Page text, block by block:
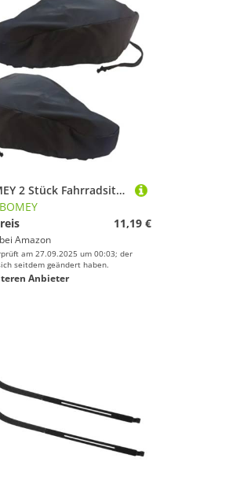
TOBBOMEY 2 Stück Fahrradsitzbezug Wasserdichtes Oxford Material Elastisch rutschfest Regenschutz Fahrradsattel Schutzhülle für Damen und Herren Outdoor Fahrradzubehör
11,19 €
Amazon
am 27.09.2025 um 00:03; der
seitdem geändert haben.
Anbieter